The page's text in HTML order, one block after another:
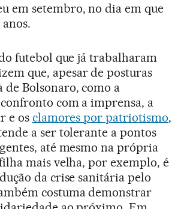
em setembro, no dia em que
futebol que já trabalharam
que, apesar de posturas
de Bolsonaro, como a
com a imprensa, a
e os clamores por patriotismo,
a ser tolerante a pontos
até mesmo na própria
mais velha, por exemplo, é
da crise sanitária pelo
costuma demonstrar